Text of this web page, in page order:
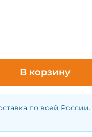
В корзину
по всей